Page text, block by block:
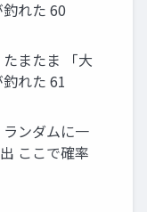
れた 60
またま 「大
れた 61
ンダムに一
ここで確率